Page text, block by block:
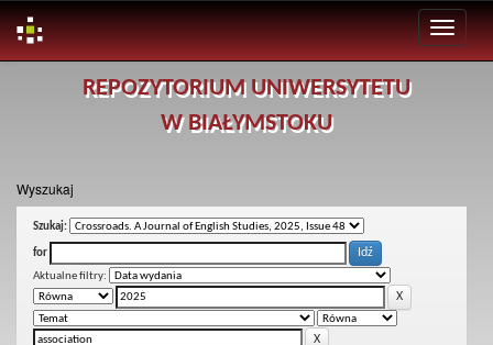
REPOZYTORIUM UNIWERSYTETU
W BIAŁYMSTOKU
Wyszukaj
Szukaj:
for
Aktualne filtry: